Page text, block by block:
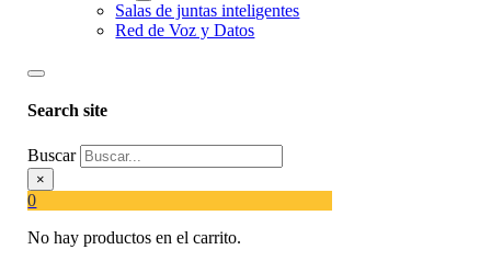
Salas de juntas inteligentes
Red de Voz y Datos
Search site
Buscar
×
0
No hay productos en el carrito.